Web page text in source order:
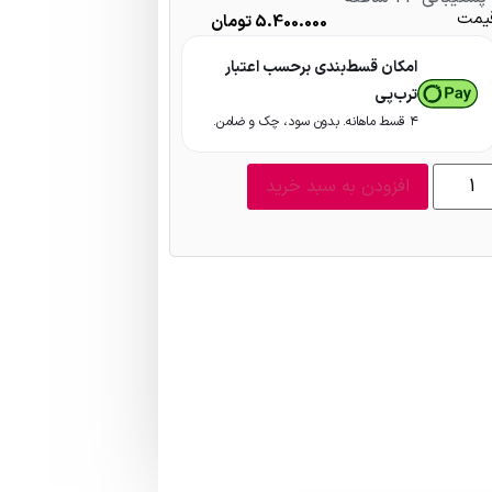
5.400.000تومان
امکان قسط‌بندی برحسب اعتبار
ترب‌پی
۴ قسط ماهانه. بدون سود، چک و ضامن.
افزودن به سبد خرید